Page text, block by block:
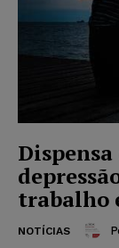
trabalho
NOTÍCIAS